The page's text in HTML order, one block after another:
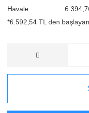
Havale
*6.592,54 TL den